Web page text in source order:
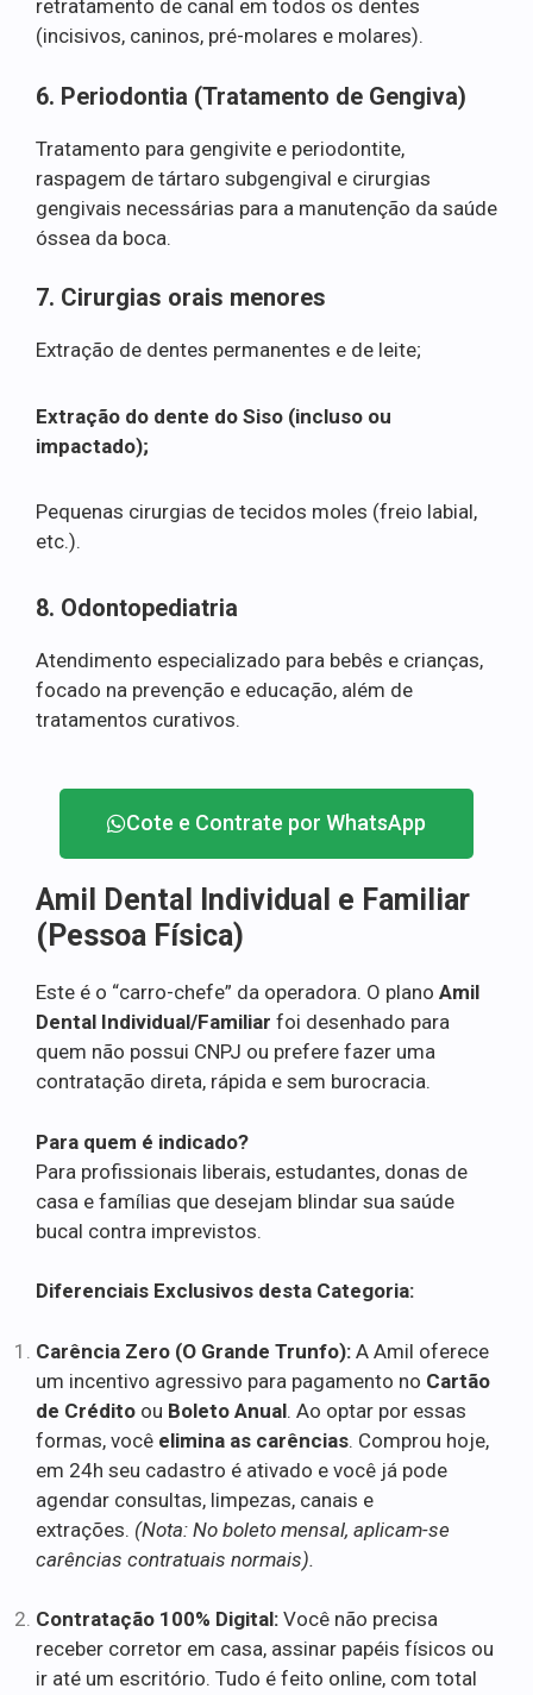
retratamento de canal em todos os dentes
(incisivos, caninos, pré-molares e molares).
6. Periodontia (Tratamento de Gengiva)
Tratamento para gengivite e periodontite,
raspagem de tártaro subgengival e cirurgias
gengivais necessárias para a manutenção da saúde
óssea da boca.
7. Cirurgias orais menores
Extração de dentes permanentes e de leite;
Extração do dente do Siso (incluso ou
impactado);
Pequenas cirurgias de tecidos moles (freio labial,
etc.).
8. Odontopediatria
Atendimento especializado para bebês e crianças,
focado na prevenção e educação, além de
tratamentos curativos.
Cote e Contrate por WhatsApp
Amil Dental Individual e Familiar
(Pessoa Física)
Este é o “carro-chefe” da operadora. O plano Amil
Dental Individual/Familiar foi desenhado para
quem não possui CNPJ ou prefere fazer uma
contratação direta, rápida e sem burocracia.
Para quem é indicado?
Para profissionais liberais, estudantes, donas de
casa e famílias que desejam blindar sua saúde
bucal contra imprevistos.
Diferenciais Exclusivos desta Categoria:
Carência Zero (O Grande Trunfo): A Amil oferece
um incentivo agressivo para pagamento no Cartão
de Crédito ou Boleto Anual. Ao optar por essas
formas, você elimina as carências. Comprou hoje,
em 24h seu cadastro é ativado e você já pode
agendar consultas, limpezas, canais e
extrações. (Nota: No boleto mensal, aplicam-se
carências contratuais normais).
Contratação 100% Digital: Você não precisa
receber corretor em casa, assinar papéis físicos ou
ir até um escritório. Tudo é feito online, com total